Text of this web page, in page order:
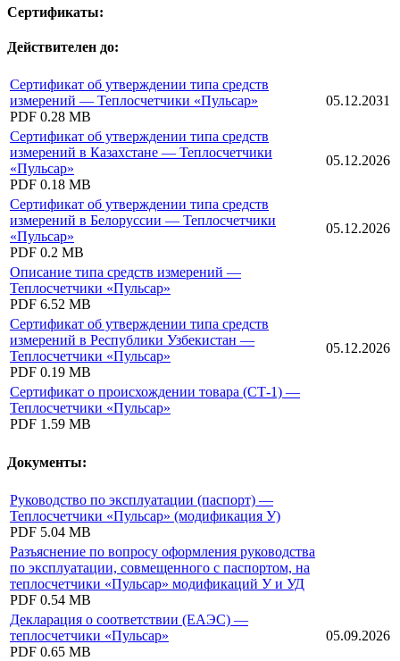
Сертификаты:
Действителен до:
Сертификат об утверждении типа средств
измерений — Теплосчетчики «Пульсар»
PDF 0.28 MB
05.12.2031
Сертификат об утверждении типа средств
измерений в Казахстане — Теплосчетчики
«Пульсар»
PDF 0.18 MB
05.12.2026
Сертификат об утверждении типа средств
измерений в Белоруссии — Теплосчетчики
«Пульсар»
PDF 0.2 MB
05.12.2026
Описание типа средств измерений —
Теплосчетчики «Пульсар»
PDF 6.52 MB
Сертификат об утверждении типа средств
измерений в Республики Узбекистан —
Теплосчетчики «Пульсар»
PDF 0.19 MB
05.12.2026
Сертификат о происхождении товара (СТ-1) —
Теплосчетчики «Пульсар»
PDF 1.59 MB
Документы:
Руководство по эксплуатации (паспорт) —
Теплосчетчики «Пульсар» (модификация У)
PDF 5.04 MB
Разъяснение по вопросу оформления руководства
по эксплуатации, совмещенного с паспортом, на
теплосчетчики «Пульсар» модификаций У и УД
PDF 0.54 MB
Декларация о соответствии (ЕАЭС) —
теплосчетчики «Пульсар»
PDF 0.65 MB
05.09.2026